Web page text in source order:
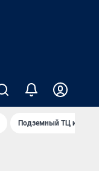
Подземный ТЦ и 45-